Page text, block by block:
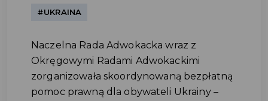
#UKRAINA
Naczelna Rada Adwokacka wraz z
Okręgowymi Radami Adwokackimi
zorganizowała skoordynowaną bezpłatną
pomoc prawną dla obywateli Ukrainy –